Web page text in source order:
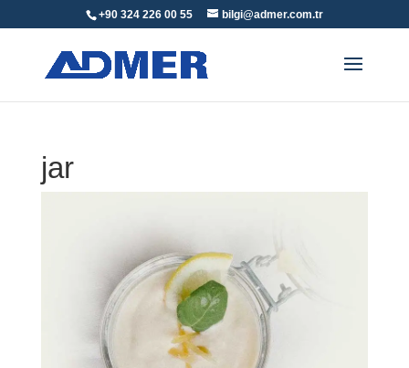
+90 324 226 00 55 bilgi@admer.com.tr
jar